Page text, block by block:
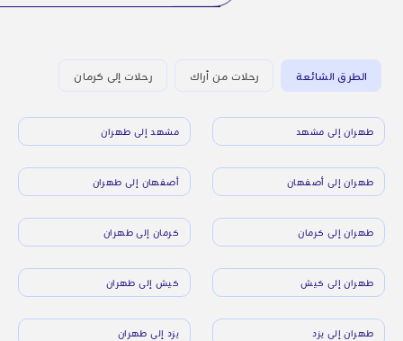
الطرق الشائعة رحلات من أراك رحلات إلى كرمان
طهران إلى مشهد مشهد إلى طهران
طهران إلى أصفهان أصفهان إلى طهران
طهران إلى كرمان كرمان إلى طهران
طهران إلى كيش كيش إلى طهران
طهران إلى يزد يزد إلى طهران